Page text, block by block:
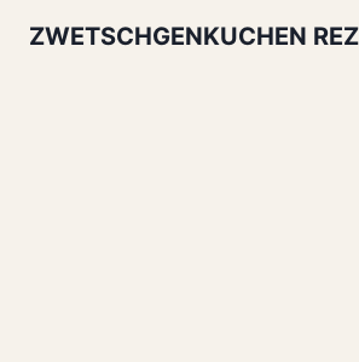
ZWETSCHGENKUCHEN